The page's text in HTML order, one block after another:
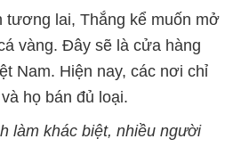
tương lai, Thắng kể muốn mở
vàng. Đây sẽ là cửa hàng
Nam. Hiện nay, các nơi chỉ
họ bán đủ loại.
làm khác biệt, nhiều người